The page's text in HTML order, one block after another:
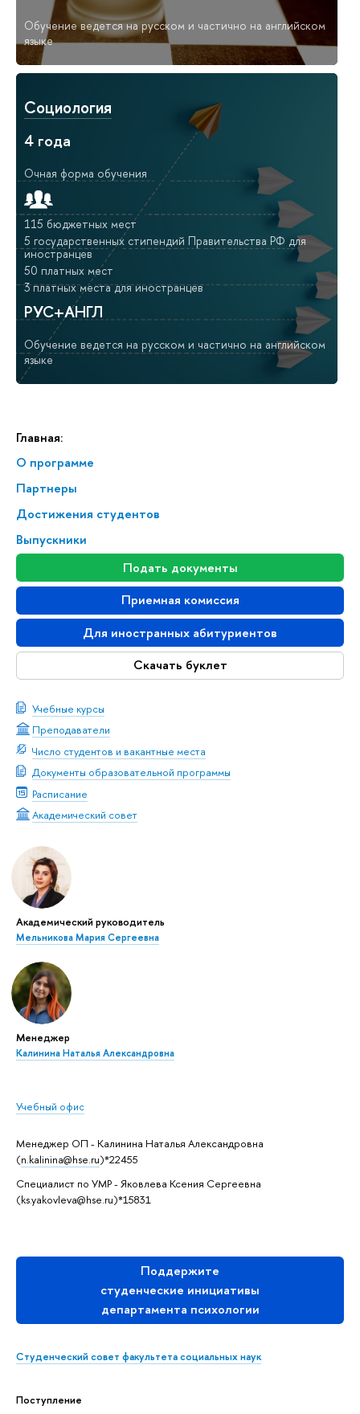
Главная:
О программе
Партнеры
Достижения студентов
Выпускники
Подать документы
Приемная комиссия
Для иностранных абитуриентов
Скачать буклет
Учебные курсы
Преподаватели
Число студентов и вакантные места
Документы образовательной программы
Расписание
Академический совет
Академический руководитель
Мельникова Мария Сергеевна
Менеджер
Калинина Наталья Александровна
Учебный офис
Менеджер ОП - Калинина Наталья Александровна
(n.kalinina@hse.ru)*22455
Специалист по УМР - Яковлева Ксения Сергеевна
(ks.yakovleva@hse.ru)*15831
Поддержите
студенческие инициативы
департамента психологии
Студенческий совет факультета социальных наук
Поступление
Обучение ведется на русском и частично на английском
языке
Социология
4 года
Очная форма обучения
115 бюджетных мест
5 государственных стипендий Правительства РФ для
иностранцев
50 платных мест
3 платных места для иностранцев
РУС+АНГЛ
Обучение ведется на русском и частично на английском
языке